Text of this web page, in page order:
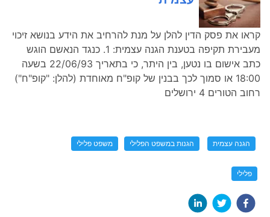
קראו את פסק הדין להלן על מנת להרחיב את הידע בנושא זיכוי
מעבירת תקיפה בטענת הגנה עצמית: 1. כנגד הנאשם הוגש
כתב אישום בו נטען, בין היתר, כי בתאריך 22/06/93 בשעה
18:00 או סמוך לכך בבנין של קופ"ח מאוחדת (להלן: "קופ"ח")
רחוב הטורים 4 ירושלים
הגנה עצמית הגנות במשפט הפלילי משפט פלילי
פלילי